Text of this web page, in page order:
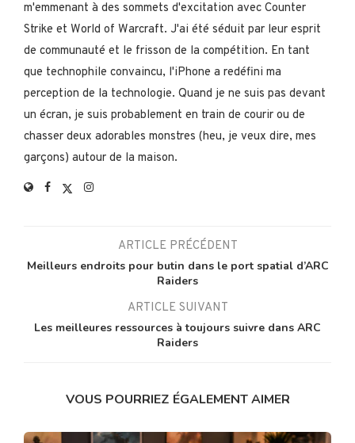
m'emmenant à des sommets d'excitation avec Counter
Strike et World of Warcraft. J'ai été séduit par leur esprit
de communauté et le frisson de la compétition. En tant
que technophile convaincu, l'iPhone a redéfini ma
perception de la technologie. Quand je ne suis pas devant
un écran, je suis probablement en train de courir ou de
chasser deux adorables monstres (heu, je veux dire, mes
garçons) autour de la maison.
ARTICLE PRÉCÉDENT
Meilleurs endroits pour butin dans le port spatial d’ARC
Raiders
ARTICLE SUIVANT
Les meilleures ressources à toujours suivre dans ARC
Raiders
VOUS POURRIEZ ÉGALEMENT AIMER